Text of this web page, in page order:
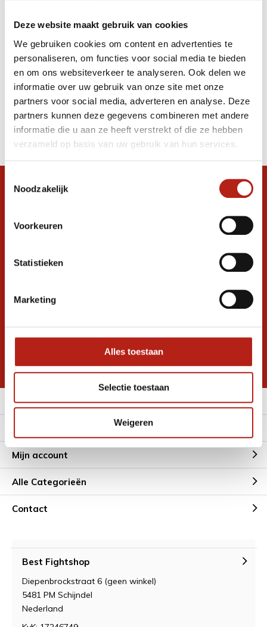
Deze website maakt gebruik van cookies
We gebruiken cookies om content en advertenties te
personaliseren, om functies voor social media te bieden
en om ons websiteverkeer te analyseren. Ook delen we
informatie over uw gebruik van onze site met onze
partners voor social media, adverteren en analyse. Deze
partners kunnen deze gegevens combineren met andere
informatie die u aan ze heeft verstrekt of die ze hebben
verzameld op basis van uw gebruik van hun services.
Noodzakelijk
Voorkeuren
Statistieken
Marketing
Alles toestaan
Selectie toestaan
Weigeren
Apply filters
Producten getagd met
40% polyester
Producten
Filter
Sorteren op
Snel antwoord op je vraag?
graag verder. 24/7
Ontvang de nieuwste aanbiedingen en
Inschrijven voor
* Lees hier de wettelijke beperkingen
Meer informatie
Mijn account
Alle Categorieën
Contact
Best Fightshop
Diepenbrockstraat 6 (geen winkel)
5481 PM Schijndel
Nederland